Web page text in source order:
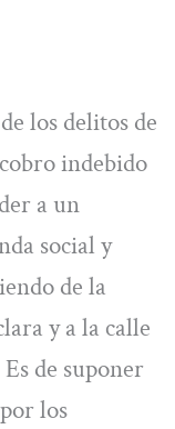
los delitos de
indebido
a un
social y
de la
y a la calle
de suponer
los